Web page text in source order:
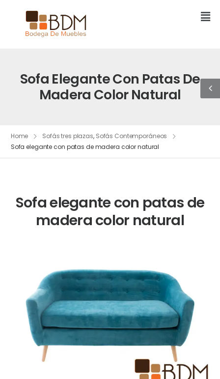
Sofa Elegante Con Patas De
Madera Color Natural
Home Sofás tres plazas, Sofás Contemporáneos
Sofa elegante con patas de madera color natural
Sofa elegante con patas de
madera color natural